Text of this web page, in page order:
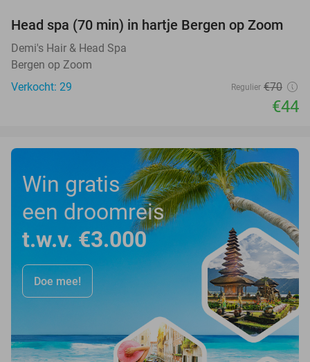
37%
Head spa (70 min) in hartje Bergen op Zoom
Demi's Hair & Head Spa
Bergen op Zoom
Verkocht: 29
Regulier €70
€44
Win gratis
een droomreis
t.w.v. €3.000
Doe mee!